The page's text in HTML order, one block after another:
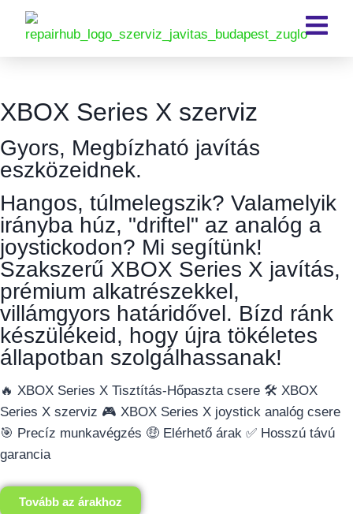
XBOX Series X szerviz
Gyors, Megbízható javítás
eszközeidnek.
Hangos, túlmelegszik? Valamelyik
irányba húz, "driftel" az analóg a
joystickodon? Mi segítünk!
Szakszerű XBOX Series X javítás,
prémium alkatrészekkel,
villámgyors határidővel. Bízd ránk
készülékeid, hogy újra tökéletes
állapotban szolgálhassanak!
🔥 XBOX Series X Tisztítás-Hőpaszta csere 🛠️ XBOX
Series X szerviz 🎮 XBOX Series X joystick analóg csere
🎯 Precíz munkavégzés 🤑 Elérhető árak ✅ Hosszú távú
garancia
Tovább az árakhoz